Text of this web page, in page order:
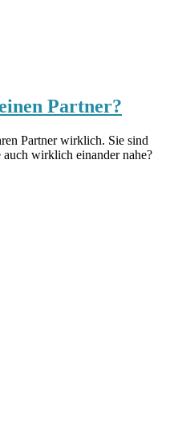
Partner?
Partner wirklich. Sie sind
wirklich einander nahe?